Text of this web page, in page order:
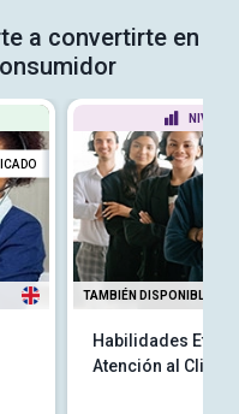
a convertirte en
NIVEL
TAMBIÉN DISPONIBLE EN
Habilidades
Atención al Cliente